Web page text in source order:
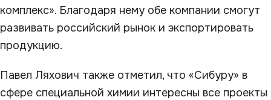
комплекс». Благодаря нему обе компании смогут
развивать российский рынок и экспортировать
продукцию.
Павел Ляхович также отметил, что «Сибуру» в
сфере специальной химии интересны все проекты